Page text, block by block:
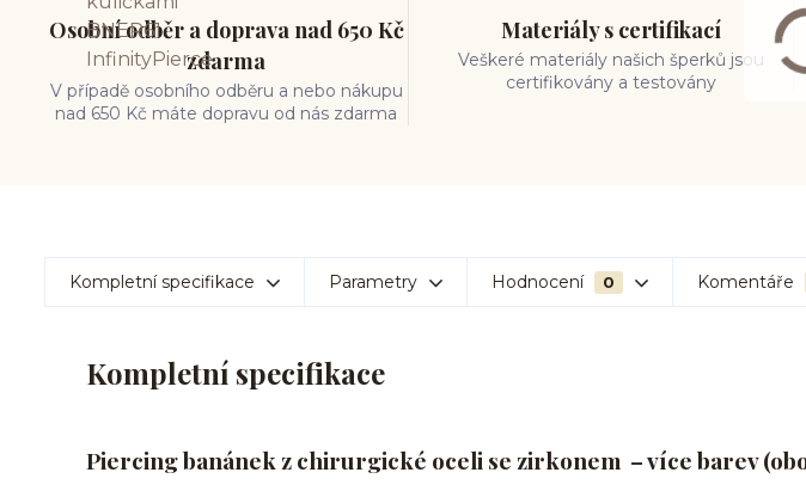
Osobní odběr a doprava nad 650 Kč
zdarma
V případě osobního odběru a nebo nákupu
nad 650 Kč máte dopravu od nás zdarma
Materiály s certifikací
Veškeré materiály našich šperků jsou
certifikovány a testovány
Kompletní specifikace Parametry Hodnocení 0 Komentáře
Kompletní specifikace
Piercing banánek z chirurgické oceli se zirkonem – více barev